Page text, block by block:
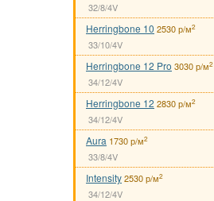
32/8/4V
Herringbone 10 2530 р/м2
33/10/4V
Herringbone 12 Pro 3030 р/м2
34/12/4V
Herringbone 12 2830 р/м2
34/12/4V
Aura 1730 р/м2
33/8/4V
Intensity2530 р/м2
34/12/4V